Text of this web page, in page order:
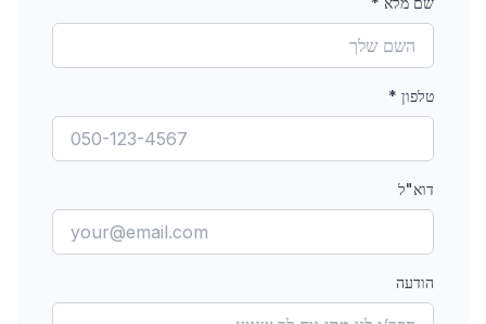
טלפון *
דוא"ל
הודעה